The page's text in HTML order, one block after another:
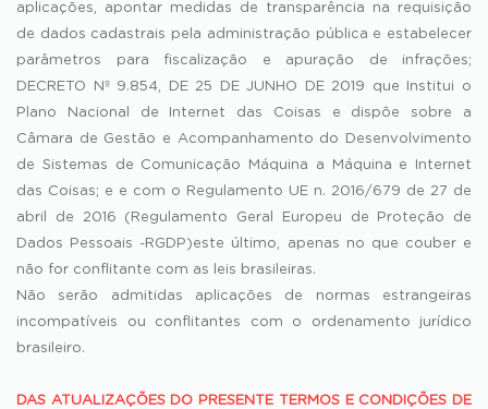
aplicações, apontar medidas de transparência na requisição
de dados cadastrais pela administração pública e estabelecer
parâmetros para fiscalização e apuração de infrações;
DECRETO Nº 9.854, DE 25 DE JUNHO DE 2019 que Institui o
Plano Nacional de Internet das Coisas e dispõe sobre a
Câmara de Gestão e Acompanhamento do Desenvolvimento
de Sistemas de Comunicação Máquina a Máquina e Internet
das Coisas; e e com o Regulamento UE n. 2016/679 de 27 de
abril de 2016 (Regulamento Geral Europeu de Proteção de
Dados Pessoais -RGDP)este último, apenas no que couber e
não for conflitante com as leis brasileiras.
Não serão admitidas aplicações de normas estrangeiras
incompatíveis ou conflitantes com o ordenamento jurídico
brasileiro.
DAS ATUALIZAÇÕES DO PRESENTE TERMOS E CONDIÇÕES DE